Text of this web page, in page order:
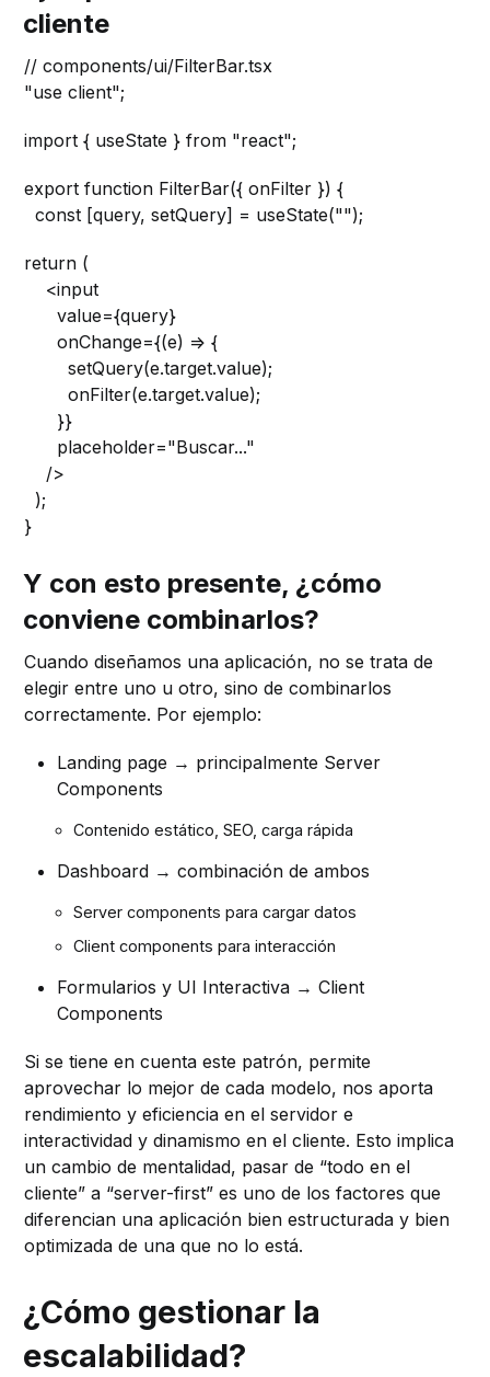
cliente
// components/ui/FilterBar.tsx
"use client";
import { useState } from "react";
export function FilterBar({ onFilter }) {
const [query, setQuery] = useState("");
return (
<input
value={query}
onChange={(e) => {
setQuery(e.target.value);
onFilter(e.target.value);
}}
placeholder="Buscar..."
/>
);
}
Y con esto presente, ¿cómo
conviene combinarlos?
Cuando diseñamos una aplicación, no se trata de
elegir entre uno u otro, sino de combinarlos
correctamente. Por ejemplo:
Landing page → principalmente Server
Components
Contenido estático, SEO, carga rápida
Dashboard → combinación de ambos
Server components para cargar datos
Client components para interacción
Formularios y UI Interactiva → Client
Components
Si se tiene en cuenta este patrón, permite
aprovechar lo mejor de cada modelo, nos aporta
rendimiento y eficiencia en el servidor e
interactividad y dinamismo en el cliente. Esto implica
un cambio de mentalidad, pasar de “todo en el
cliente” a “server-first” es uno de los factores que
diferencian una aplicación bien estructurada y bien
optimizada de una que no lo está.
¿Cómo gestionar la
escalabilidad?